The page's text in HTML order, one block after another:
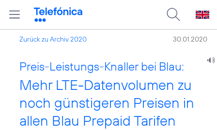
Zurück zu Archiv 2020 30.01.2020
Preis-Leistungs-Knaller bei Blau:
Mehr LTE-Datenvolumen zu
noch günstigeren Preisen in
allen Blau Prepaid Tarifen